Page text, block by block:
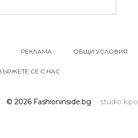
РЕКЛАМА ОБЩИ УСЛОВИЯ
СЕ С НАС
studio kipo
© 2026 Fashioninside.bg